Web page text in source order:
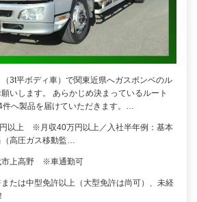
3t平ボディ車）で関東近県へガスボンベのル
いします。 あらかじめ決まっているルート
へ製品を届けていただきます。…
以上 ※月収40万円以上／入社半年例：基本
高圧ガス移動監…
市上高野 ※車通勤可
たは中型免許以上（大型免許は尚可）、未経